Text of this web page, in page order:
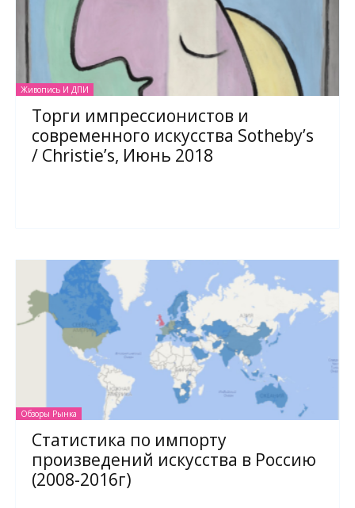
Живопись И ДПИ
Торги импрессионистов и
современного искусства Sotheby’s
/ Christie’s, Июнь 2018
Обзоры Рынка
Статистика по импорту
произведений искусства в Россию
(2008-2016г)